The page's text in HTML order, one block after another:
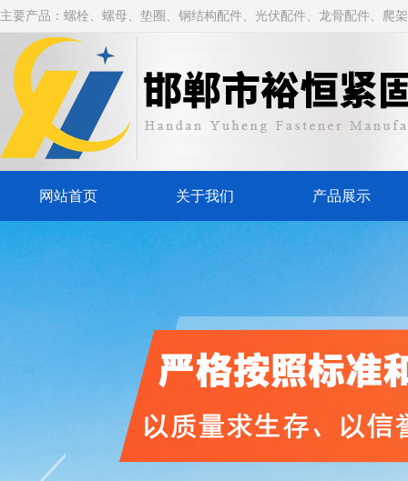
主要产品：螺栓、螺母、垫圈、钢结构配件、光伏配件、龙骨配件、爬
网站首页 关于我们 产品展示